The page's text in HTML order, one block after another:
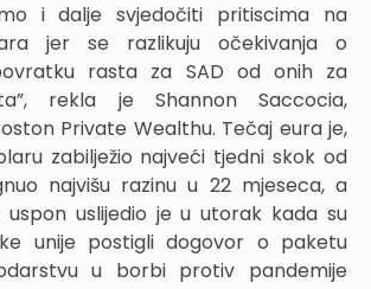
i dalje svjedočiti pritiscima na
jer se razlikuju očekivanja o
rasta za SAD od onih za
rekla je Shannon Saccocia,
Private Wealthu. Tečaj eura je,
zabilježio najveći tjedni skok od
najvišu razinu u 22 mjeseca, a
uspon uslijedio je u utorak kada su
unije postigli dogovor o paketu
u borbi protiv pandemije